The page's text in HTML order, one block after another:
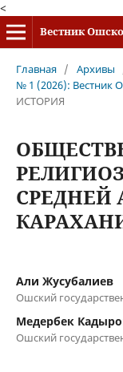
<
Вестник
Главная / Архивы
№ 1 (2026): Вестник
ИСТОРИЯ
СРЕДНЕЙ
Али Жусубалиев
Ошский
Медербек
Ошский